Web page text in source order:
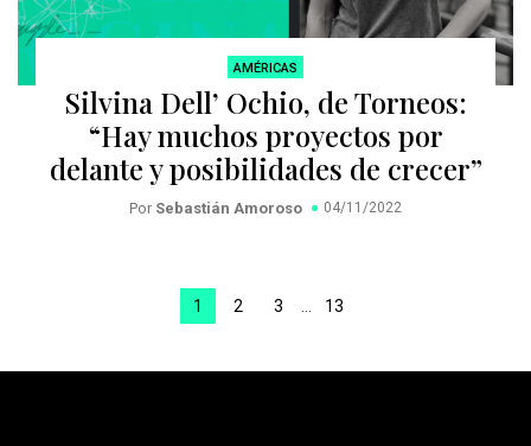
AMÉRICAS
Silvina Dell’ Ochio, de Torneos:
“Hay muchos proyectos por
delante y posibilidades de crecer”
Por Sebastián Amoroso 04/11/2022
1 2 3 13